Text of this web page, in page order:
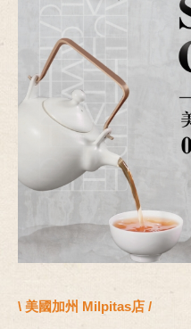
\ 美國加州 Milpitas店 /